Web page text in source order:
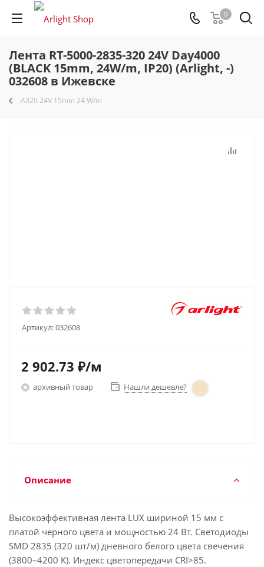
0
Лента RT-5000-2835-320 24V Day4000
(BLACK 15mm, 24W/m, IP20) (Arlight, -)
032608 в Ижевске
A320 24V 15mm 24 W/m
Артикул:032608
2 902.73 ₽/м
архивный товар Нашли дешевле?
Описание
Высокоэффективная лента LUX шириной 15 мм с
платой черного цвета и мощностью 24 Вт. Светодиоды
SMD 2835 (320 шт/м) дневного белого цвета свечения
(3800–4200 К). Индекс цветопередачи CRI>85.